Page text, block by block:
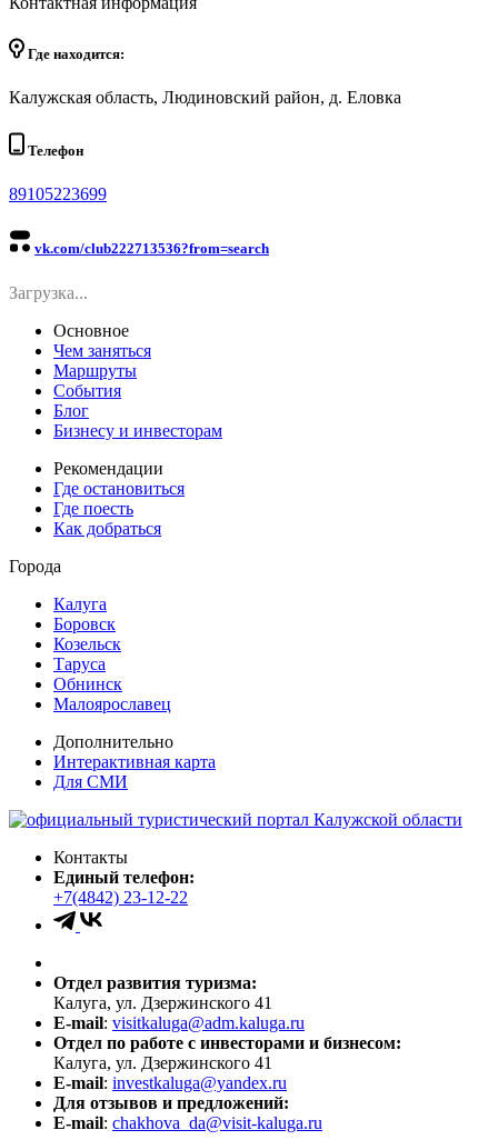
Где находится:
Калужская область, Людиновский район, д. Еловка
Телефон
89105223699
vk.com/club222713536?from=search
Загрузка...
Основное
Чем заняться
Маршруты
События
Блог
Бизнесу и инвесторам
Рекомендации
Где остановиться
Где поесть
Как добраться
Города
Калуга
Боровск
Козельск
Таруса
Обнинск
Малоярославец
Дополнительно
Интерактивная карта
Для СМИ
Контакты
Единый телефон:
+7(4842) 23-12-22
Отдел развития туризма:
Калуга, ул. Дзержинского 41
E-mail: visitkaluga@adm.kaluga.ru
Отдел по работе с инвесторами и бизнесом:
Калуга, ул. Дзержинского 41
E-mail: investkaluga@yandex.ru
Для отзывов и предложений:
E-mail: chakhova_da@visit-kaluga.ru